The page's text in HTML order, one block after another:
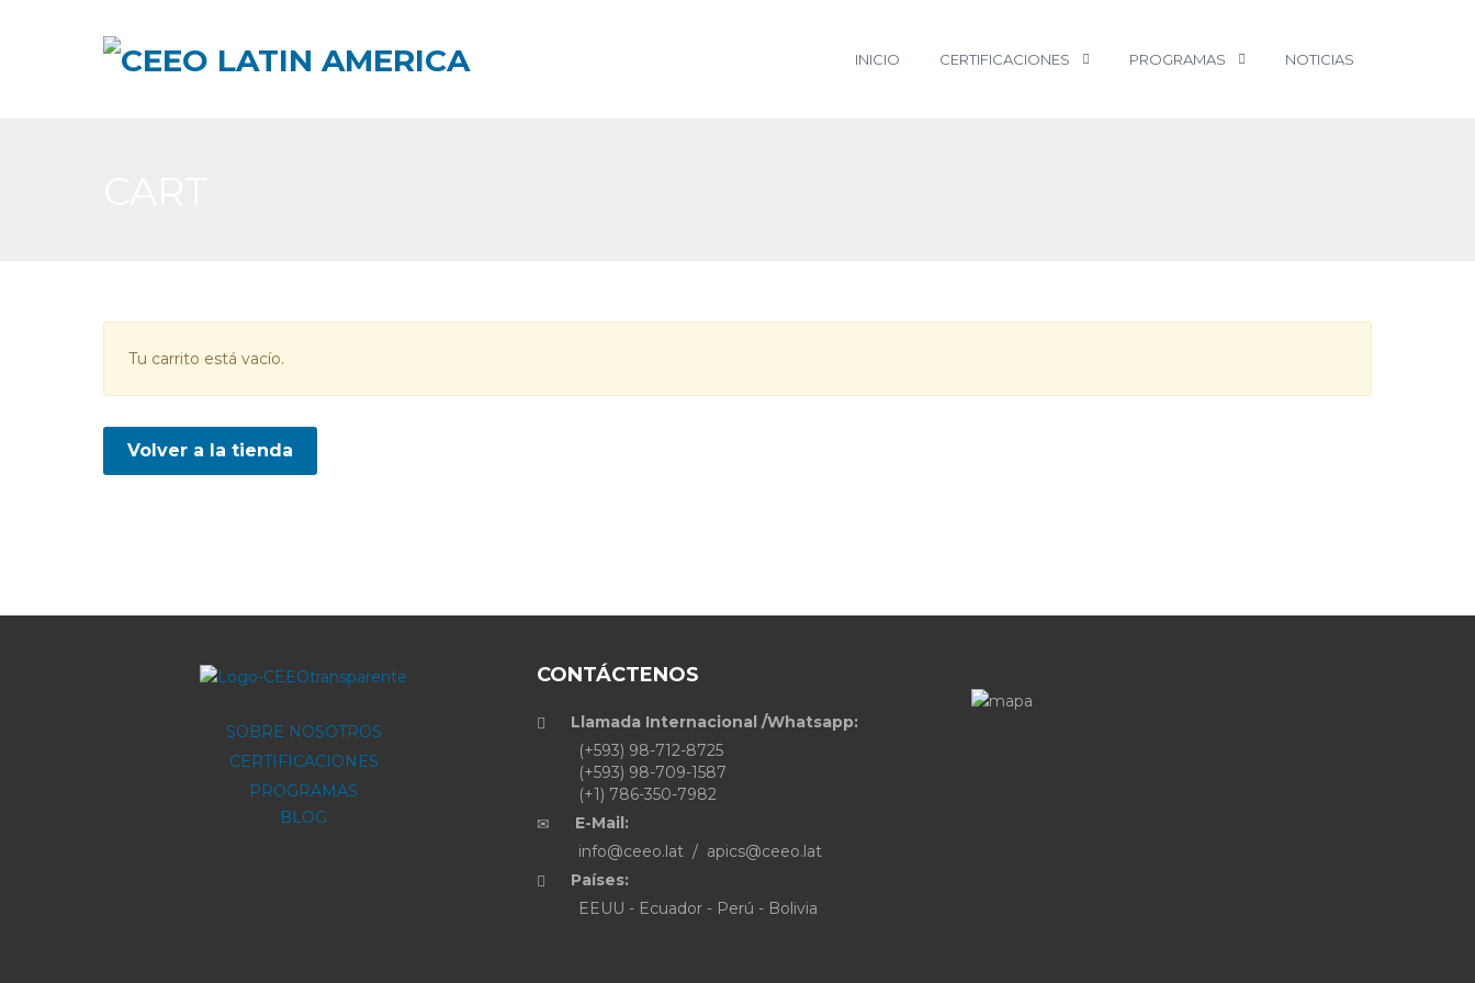
INICIO CERTIFICACIONES PROGRAMAS NOTICIAS
Tu carrito está vacío.
Volver a la tienda
SOBRE NOSOTROS
CERTIFICACIONES
PROGRAMAS
BLOG
CONTÁCTENOS
Llamada Internacional /Whatsapp:
(+593) 98-712-8725
(+593) 98-709-1587
(+1) 786-350-7982
E-Mail:
info@ceeo.lat / apics@ceeo.lat
Países:
EEUU - Ecuador - Perú - Bolivia